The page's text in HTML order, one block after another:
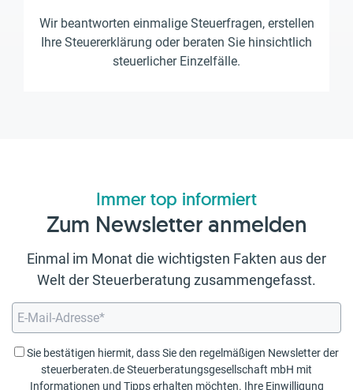
Wir beantworten einmalige Steuerfragen, erstellen
Ihre Steuererklärung oder beraten Sie hinsichtlich
steuerlicher Einzelfälle.
Immer top informiert
Zum Newsletter anmelden
Einmal im Monat die wichtigsten Fakten aus der
Welt der Steuerberatung zusammengefasst.
Sie bestätigen hiermit, dass Sie den regelmäßigen Newsletter der
steuerberaten.de Steuerberatungsgesellschaft mbH mit
Informationen und Tipps erhalten möchten. Ihre Einwilligung